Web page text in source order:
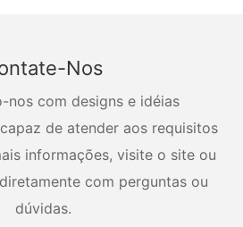
Nos
nos com designs e idéias
de atender aos requisitos
informações, visite o site ou
com perguntas ou
dúvidas.